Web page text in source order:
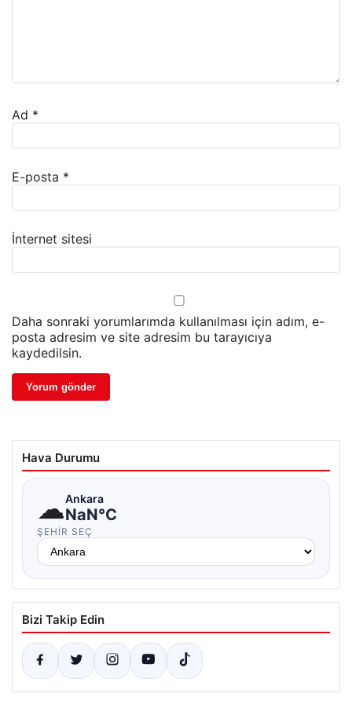
Ad *
E-posta *
İnternet sitesi
Daha sonraki yorumlarımda kullanılması için adım, e-
posta adresim ve site adresim bu tarayıcıya
kaydedilsin.
Hava Durumu
☁Ankara
NaN°C
ŞEHIR SEÇ
Bizi Takip Edin